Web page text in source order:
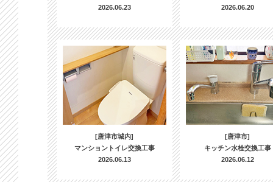
2026.06.23
2026.06.20
[唐津市城内]
マンショントイレ交換工事
2026.06.13
[唐津市]
キッチン水栓交換工事
2026.06.12